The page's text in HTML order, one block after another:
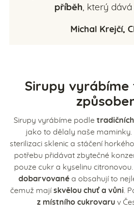
příběh, který dává
Michal Krejčí,
Sirupy vyrábíme
Sirupy vyrábíme podle
jako to dělaly naše maminky.
sterilizaci sklenic a stáčení
potřebu přidávat zbytečné
pouze cukr a kyselinu
dobarvované a obsahují to
čemuž majískvělou chuť a vůni.
z místního cukrovaruv